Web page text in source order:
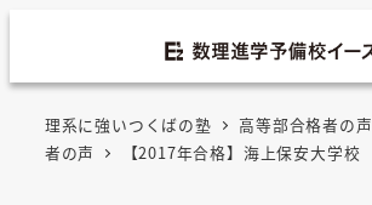
理系に強いつくばの塾 高等部合格者の声
者の声
【2017年合格】海上保安大学校